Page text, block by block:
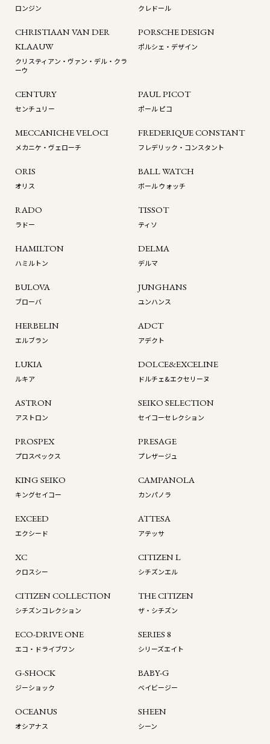
ロンジン クレドール
CHRISTIAAN VAN DER
KLAAUW
クリスティアン・ヴァン・デル・クラ
ーウ
PORSCHE DESIGN
ポルシェ・デザイン
CENTURY
センチュリー
PAUL PICOT
ポール ピコ
MECCANICHE VELOCI
メカニケ・ヴェローチ
FREDERIQUE CONSTANT
フレデリック・コンスタント
ORIS
オリス
BALL WATCH
ボール ウォッチ
RADO
ラドー
TISSOT
ティソ
HAMILTON
ハミルトン
DELMA
デルマ
BULOVA
ブローバ
JUNGHANS
ユンハンス
HERBELIN
エルブラン
ADCT
アデクト
LUKIA
ルキア
DOLCE&EXCELINE
ドルチェ&エクセリーヌ
ASTRON
アストロン
SEIKO SELECTION
セイコーセレクション
PROSPEX
プロスペックス
PRESAGE
プレザージュ
KING SEIKO
キングセイコー
CAMPANOLA
カンパノラ
EXCEED
エクシード
ATTESA
アテッサ
XC
クロスシー
CITIZEN L
シチズンエル
CITIZEN COLLECTION
シチズンコレクション
THE CITIZEN
ザ・シチズン
ECO-DRIVE ONE
エコ・ドライブワン
SERIES 8
シリーズエイト
G-SHOCK
ジーショック
BABY-G
ベイビージー
OCEANUS
オシアナス
SHEEN
シーン